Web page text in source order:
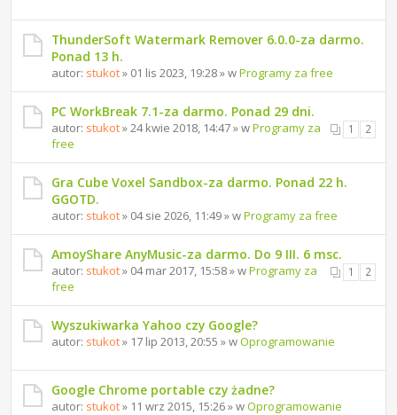
ThunderSoft Watermark Remover 6.0.0-za darmo.
Ponad 13 h.
autor: stukot» 01 lis 2023, 19:28 » wProgramy za free
PC WorkBreak 7.1-za darmo. Ponad 29 dni.
1 2
autor: stukot» 24 kwie 2018, 14:47 » wProgramy za
free
Gra Cube Voxel Sandbox-za darmo. Ponad 22 h.
GGOTD.
autor: stukot» 04 sie 2026, 11:49 » wProgramy za free
AmoyShare AnyMusic-za darmo. Do 9 III. 6 msc.
1 2
autor: stukot» 04 mar 2017, 15:58 » wProgramy za
free
Wyszukiwarka Yahoo czy Google?
autor: stukot» 17 lip 2013, 20:55 » wOprogramowanie
Google Chrome portable czy żadne?
autor: stukot» 11 wrz 2015, 15:26 » wOprogramowanie